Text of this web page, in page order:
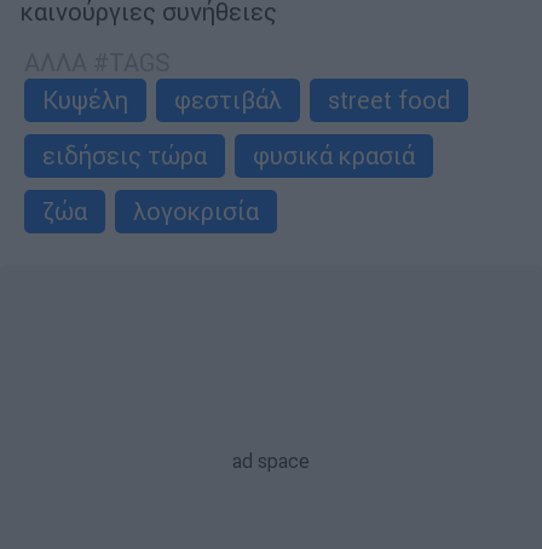
καινούργιες συνήθειες
Κυψέλη
φεστιβάλ
street food
ειδήσεις τώρα
φυσικά κρασιά
ζώα
λογοκρισία